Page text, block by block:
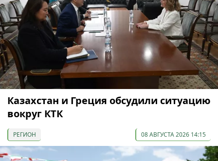
Казахстан и Греция обсудили ситуацию
вокруг КТК
РЕГИОН 08 АВГУСТА 2026 14:15